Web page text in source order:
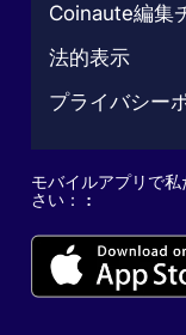
Coinaute編集
法的表示
プライバシー
モバイルアプリで
さい： :